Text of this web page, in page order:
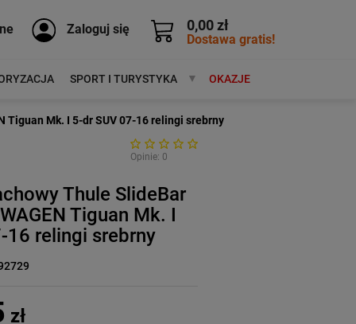
0,00 zł
Dostawa gratis!
Zaloguj się
SPORT I TURYSTYKA MARKIOKAZJE
Tiguan Mk. I 5-dr SUV 07-16 relingi srebrny
Opinie: 0
Thule SlideBar
Tiguan Mk. I
16 relingi srebrny
zł